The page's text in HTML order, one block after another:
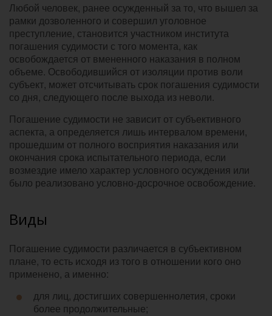
Любой человек, ранее осужденный за то, что вышел за
рамки дозволенного и совершил уголовное
преступление, становится участником института
погашения судимости с того момента, как
освобождается от вмененного наказания в полном
объеме. Освободившийся от изоляции против воли
субъект, может отсчитывать срок погашения судимости
со дня, следующего после выхода из неволи.
Погашение судимости не зависит от субъективного
аспекта, а определяется лишь интервалом времени,
прошедшим от полного восприятия наказания или
окончания срока испытательного периода, если
возмездие имело характер условного осуждения или
было реализовано условно-досрочное освобождение.
Виды
Погашение судимости различается в субъективном
плане, то есть исходя из того в отношении кого оно
применено, а именно:
для лиц, достигших совершеннолетия, сроки
более продолжительные;